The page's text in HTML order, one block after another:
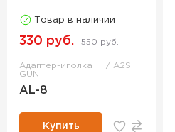
Товар в наличии
330 руб. 550 руб.
Адаптер-иголка
A2S
GUN
AL-8
Купить